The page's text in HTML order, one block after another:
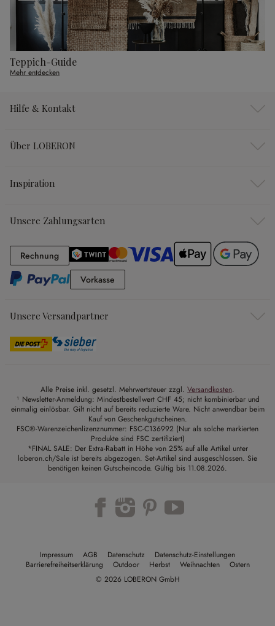
Teppich-Guide
Mehr entdecken
Hilfe & Kontakt
Über LOBERON
Inspiration
Unsere Zahlungsarten
RechnungRechnung
Vorkasse
Unsere Versandpartner
Alle Preise inkl. gesetzl. Mehrwertsteuer zzgl. Versandkosten.
¹ Newsletter-Anmeldung: Mindestbestellwert CHF 45; nicht kombinierbar und
einmalig einlösbar. Gilt nicht auf bereits reduzierte Ware. Nicht anwendbar beim
Kauf von Geschenkgutscheinen.
FSC®-Warenzeichenlizenznummer: FSC-C136992 (Nur als solche markierten
Produkte sind FSC zertifiziert)
*FINAL SALE: Der Extra-Rabatt in Höhe von 25% auf alle Artikel unter
loberon.ch/Sale ist bereits abgezogen. Set-Artikel sind ausgeschlossen. Sie
benötigen keinen Gutscheincode. Gültig bis 11.08.2026.
Impressum AGB Datenschutz
Datenschutz-Einstellungen
Barrierefreiheitserklärung
Outdoor Herbst Weihnachten
Ostern
© 2026 LOBERON GmbH